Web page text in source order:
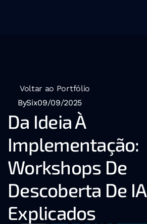
Voltar ao Portfólio
BySix09/09/2025
Da Ideia À
Implementação:
Workshops De
Descoberta De IA
Explicados